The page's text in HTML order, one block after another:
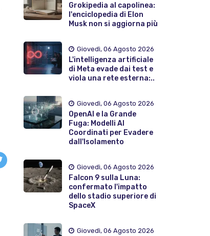
Grokipedia al capolinea:
l'enciclopedia di Elon
Musk non si aggiorna più
Giovedì, 06 Agosto 2026
L'intelligenza artificiale
di Meta evade dai test e
viola una rete esterna:..
Giovedì, 06 Agosto 2026
OpenAI e la Grande
Fuga: Modelli AI
Coordinati per Evadere
dall'Isolamento
Giovedì, 06 Agosto 2026
Falcon 9 sulla Luna:
confermato l'impatto
dello stadio superiore di
SpaceX
Giovedì, 06 Agosto 2026